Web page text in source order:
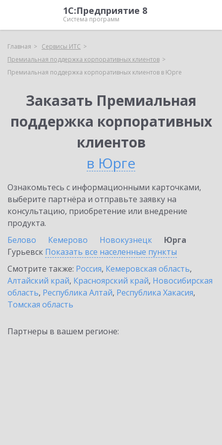
1С:Предприятие 8
Система программ
Главная
Сервисы ИТС
Премиальная поддержка корпоративных клиентов
Премиальная поддержка корпоративных клиентов в Юрге
Заказать Премиальная
поддержка корпоративных
клиентов
в Юрге
Ознакомьтесь с информационными карточками,
выберите партнёра и отправьте заявку на
консультацию, приобретение или внедрение
продукта.
Белово
Кемерово Новокузнецк
Юрга
Гурьевск Показать все населенные пункты
Смотрите также: Россия, Кемеровская область,
Алтайский край, Красноярский край, Новосибирская
область, Республика Алтай, Республика Хакасия,
Томская область
Партнеры в вашем регионе: